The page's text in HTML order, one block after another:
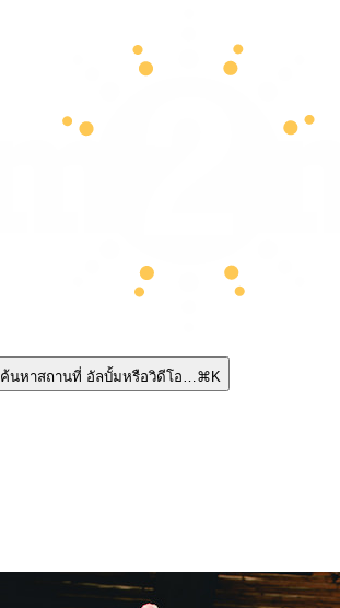
ค้นหาสถานที่ อัลบั้มหรือวิดีโอ…⌘K